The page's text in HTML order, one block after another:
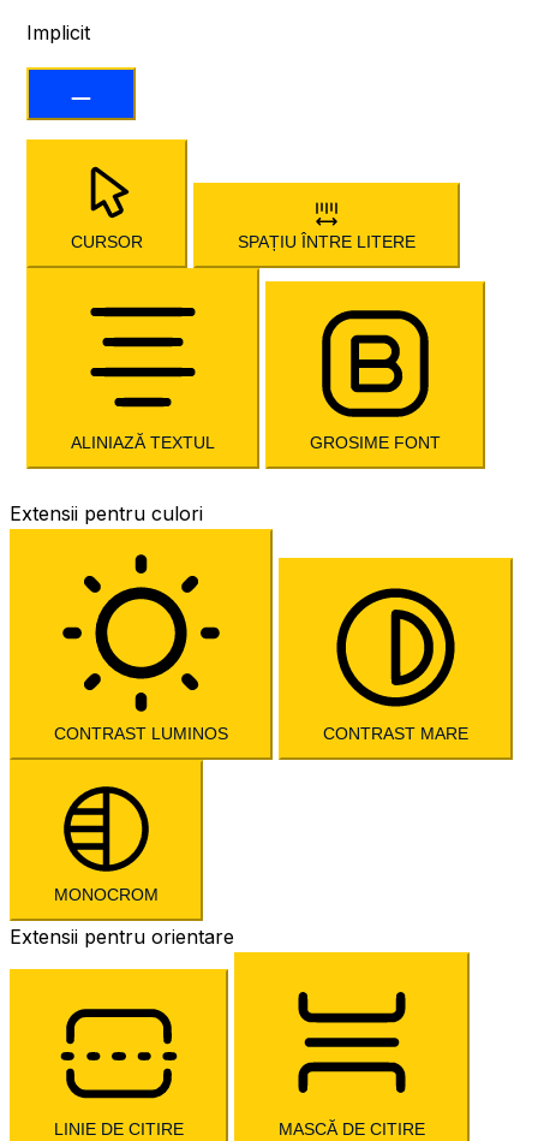
Implicit
CURSOR SPAȚIU ÎNTRE LITERE
ALINIAZĂ TEXTUL GROSIME FONT
Extensii pentru culori
CONTRAST LUMINOS CONTRAST MARE
MONOCROM
Extensii pentru orientare
LINIE DE CITIRE MASCĂ DE CITIRE